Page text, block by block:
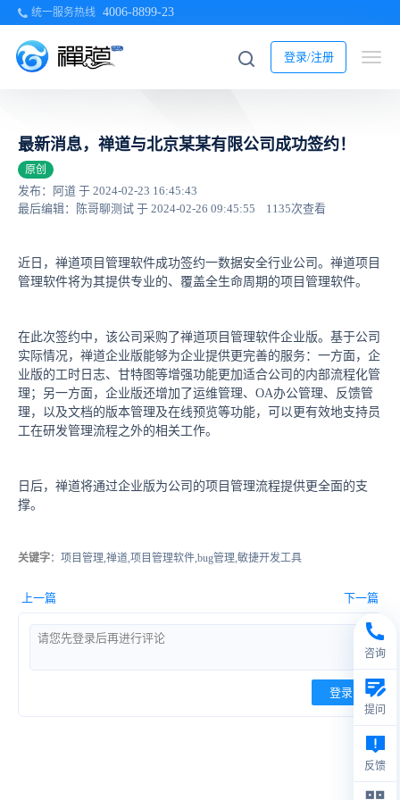
统一服务热线 4006-8899-23
登录/注册
最新消息，禅道与北京某某有限公司成功签约！
原创
发布：阿道 于 2024-02-23 16:45:43
最后编辑：陈哥聊测试 于 2024-02-26 09:45:55
1135次查看
近日，禅道项目管理软件成功签约一数据安全行业公司。禅道项目
管理软件将为其提供专业的、覆盖全生命周期的项目管理软件。
在此次签约中，该公司采购了禅道项目管理软件企业版。基于公司
实际情况，禅道企业版能够为企业提供更完善的服务：一方面，企
业版的工时日志、甘特图等增强功能更加适合公司的内部流程化管
理；另一方面，企业版还增加了运维管理、OA办公管理、反馈管
理，以及文档的版本管理及在线预览等功能，可以更有效地支持员
工在研发管理流程之外的相关工作。
日后，禅道将通过企业版为公司的项目管理流程提供更全面的支
撑。
关键字：项目管理,禅道,项目管理软件,bug管理,敏捷开发工具
上一篇 下一篇
登录
咨询
提问
反馈